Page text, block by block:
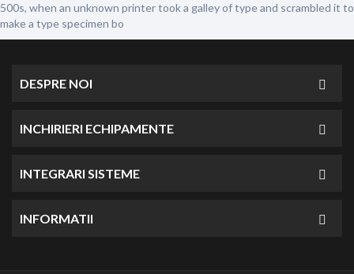
500s, when an unknown printer took a galley of type and scrambled it to
make a type specimen bo
DESPRE NOI
INCHIRIERI ECHIPAMENTE
INTEGRARI SISTEME
INFORMATII